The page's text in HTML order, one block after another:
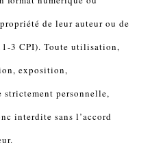
de leur auteur ou de
3 CPI). Toute utilisation,
exposition,
personnelle,
interdite sans l’accord